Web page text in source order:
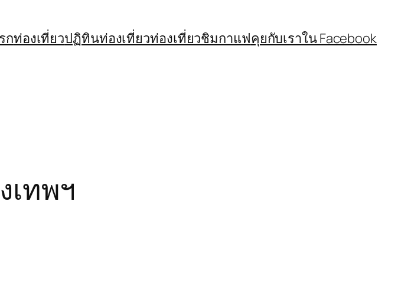
กท่องเที่ยวปฏิทินท่องเที่ยวท่องเที่ยวชิมกาแฟคุยกับเราใน Facebook
เทพฯ